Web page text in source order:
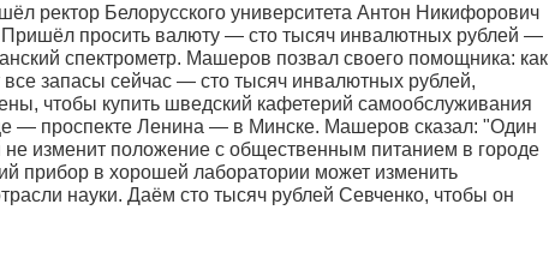
ректор Белорусского университета Антон Никифорович
Пришёл просить валюту — сто тысяч инвалютных рублей —
спектрометр. Машеров позвал своего помощника: как
все запасы сейчас — сто тысяч инвалютных рублей,
чтобы купить шведский кафетерий самообслуживания
— проспекте Ленина — в Минске. Машеров сказал: "Один
изменит положение с общественным питанием в городе
прибор в хорошей лаборатории может изменить
науки. Даём сто тысяч рублей Севченко, чтобы он